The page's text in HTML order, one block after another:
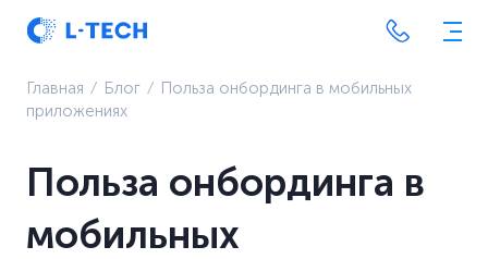
Главная ⁄ Блог ⁄ Польза онбординга в мобильных
приложениях
Польза онбординга в
мобильных